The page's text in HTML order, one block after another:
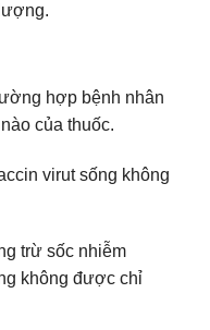
hợp bệnh nhân
của thuốc.
virut sống không
trừ sốc nhiễm
không được chỉ